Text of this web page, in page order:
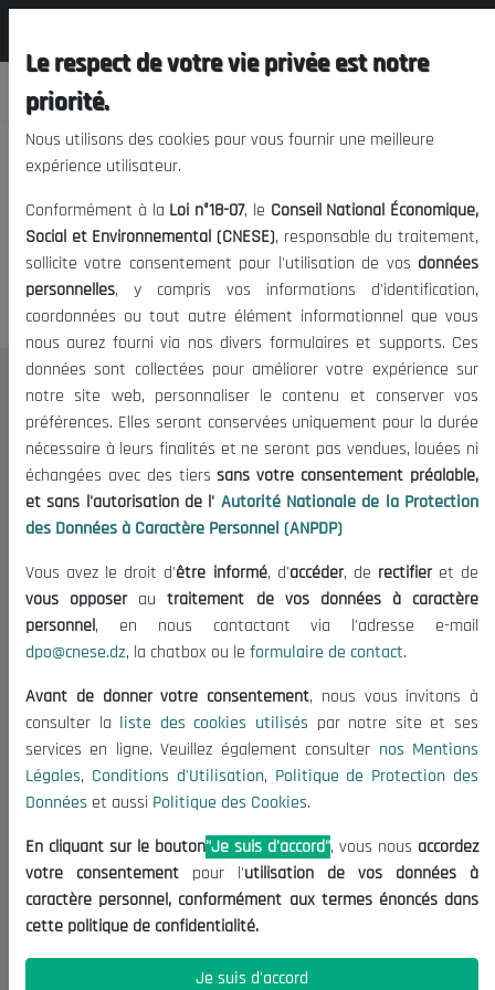
Nous vous prions de nous
excuser, mais l'accès à ce
contenu est restreint.
Le CNESE
A Propos
Le président
Organisation
Publications
Informations utiles
Appels d'offres et Consultations
Mentions Légales
Conditions d'Utilisation
Politique de Protection des Données
Politique des Cookies
Nous Contacter
(+213) 021 98 01 00|01|02
contact@cnese.dz
Suggestions ou Initiatives ?
Newsletter
dernières nouvelles.
Le respect de votre vie privée est notre
priorité.
Nous utilisons des cookies pour vous fournir une meilleure
expérience utilisateur.
Conformément à la Loi n°18-07, le Conseil National Économique,
Social et Environnemental (CNESE), responsable du traitement,
sollicite votre consentement pour l'utilisation de vos données
personnelles, y compris vos informations d'identification,
coordonnées ou tout autre élément informationnel que vous
nous aurez fourni via nos divers formulaires et supports. Ces
données sont collectées pour améliorer votre expérience sur
notre site web, personnaliser le contenu et conserver vos
préférences. Elles seront conservées uniquement pour la durée
nécessaire à leurs finalités et ne seront pas vendues, louées ni
échangées avec des tierssans votre consentement préalable,
et sans l'autorisation de l' Autorité Nationale de la Protection
des Données à Caractère Personnel (ANPDP)
Vous avez le droit d'être informé, d'accéder, de rectifieret de
vous opposerautraitement de vos données à caractère
personnel, en nous contactant via l'adresse e-mail
dpo@cnese.dz, la chatbox ou le formulaire de contact.
Avant de donner votre consentement, nous vous invitons à
consulter la liste des cookies utilisés par notre site et ses
services en ligne. Veuillez également consulter nos Mentions
Légales, Conditions d'Utilisation, Politique de Protection des
Données et aussi Politique des Cookies.
En cliquant sur le bouton"Je suis d'accord", vous nous accordez
votre consentement pour l'utilisation de vos données à
caractère personnel, conformément aux termes énoncés dans
cette politique de confidentialité.
Je suis d'accord